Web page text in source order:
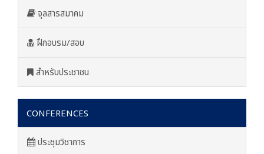
จุลสารสมาคม
ฝึกอบรม/สอบ
สำหรับประชาชน
CONFERENCES
ประชุมวิชาการ